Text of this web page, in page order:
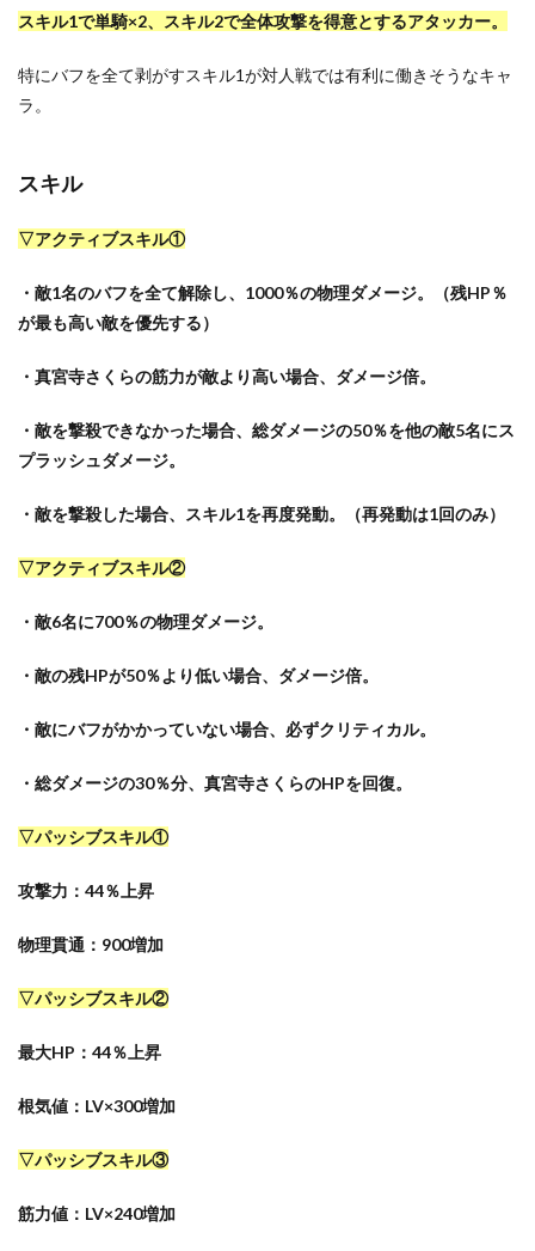
スキル1で単騎×2、スキル2で全体攻撃を得意とするアタッカー。
特にバフを全て剥がすスキル1が対人戦では有利に働きそうなキャ
ラ。
スキル
▽アクティブスキル①
・敵1名のバフを全て解除し、1000％の物理ダメージ。（残HP％
が最も高い敵を優先する）
・真宮寺さくらの筋力が敵より高い場合、ダメージ倍。
・敵を撃殺できなかった場合、総ダメージの50％を他の敵5名にス
プラッシュダメージ。
・敵を撃殺した場合、スキル1を再度発動。（再発動は1回のみ）
▽アクティブスキル②
・敵6名に700％の物理ダメージ。
・敵の残HPが50％より低い場合、ダメージ倍。
・敵にバフがかかっていない場合、必ずクリティカル。
・総ダメージの30％分、真宮寺さくらのHPを回復。
▽パッシブスキル①
攻撃力：44％上昇
物理貫通：900増加
▽パッシブスキル②
最大HP：44％上昇
根気値：LV×300増加
▽パッシブスキル③
筋力値：LV×240増加